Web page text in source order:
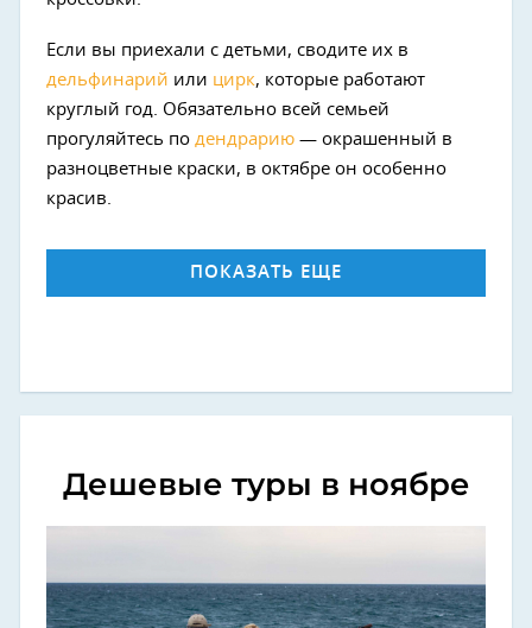
Если вы приехали с детьми, сводите их в
дельфинарий или цирк, которые работают
круглый год. Обязательно всей семьей
прогуляйтесь по дендрарию — окрашенный в
разноцветные краски, в октябре он особенно
красив.
ПОКАЗАТЬ ЕЩЕ
Дешевые туры в ноябре